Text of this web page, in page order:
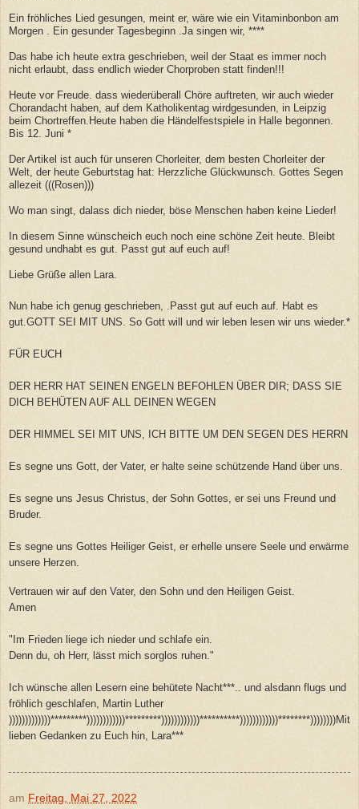
Ein fröhliches Lied gesungen, meint er, wäre wie ein Vitaminbonbon am
Morgen . Ein gesunder Tagesbeginn .Ja singen wir, ****
Das habe ich heute extra geschrieben, weil der Staat es immer noch
nicht erlaubt, dass endlich wieder Chorproben statt finden!!!
Heute vor Freude. dass wiederüberall Chöre auftreten, wir auch wieder
Chorandacht haben, auf dem Katholikentag wirdgesunden, in Leipzig
beim Chortreffen.Heute haben die Händelfestspiele in Halle begonnen.
Bis 12. Juni *
Der Artikel ist auch für unseren Chorleiter, dem besten Chorleiter der
Welt, der heute Geburtstag hat: Herzzliche Glückwunsch. Gottes Segen
allezeit (((Rosen)))
Wo man singt, dalass dich nieder, böse Menschen haben keine Lieder!
In diesem Sinne wünscheich euch noch eine schöne Zeit heute. Bleibt
gesund undhabt es gut. Passt gut auf euch auf!
Liebe Grüße allen Lara.
Nun habe ich genug geschrieben, .Passt gut auf euch auf. Habt es
gut.GOTT SEI MIT UNS. So Gott will und wir leben lesen wir uns wieder.*
FÜR EUCH
DER HERR HAT SEINEN ENGELN BEFOHLEN ÜBER DIR; DASS SIE
DICH BEHÜTEN AUF ALL DEINEN WEGEN
DER HIMMEL SEI MIT UNS, ICH BITTE UM DEN SEGEN DES HERRN
Es segne uns Gott, der Vater, er halte seine schützende Hand über uns.
Es segne uns Jesus Christus, der Sohn Gottes, er sei uns Freund und
Bruder.
Es segne uns Gottes Heiliger Geist, er erhelle unsere Seele und erwärme
unsere Herzen.
Vertrauen wir auf den Vater, den Sohn und den Heiligen Geist.
Amen
"Im Frieden liege ich nieder und schlafe ein.
Denn du, oh Herr, lässt mich sorglos ruhen."
Ich wünsche allen Lesern eine behütete Nacht***.. und alsdann flugs und
fröhlich geschlafen, Martin Luther
)))))))))))))*********))))))))))))*********))))))))))))**********))))))))))))********))))))))Mit
lieben Gedanken zu Euch hin, Lara***
am Freitag, Mai 27, 2022